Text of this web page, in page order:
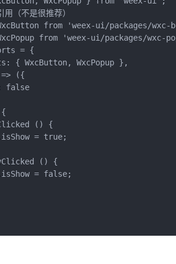
（不是很推荐）
from 'weex-ui/packages/wxc-
from 'weex-ui/packages/wxc-
= {
{ WxcButton, WxcPopup },
({
false
() {
= true;
() {
= false;